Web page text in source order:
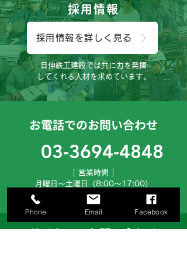
採用情報
採用情報を詳しく見る
日伸鉄工建設では共に力を発揮
してくれる人材を求めています。
お電話でのお問い合わせ
03-3694-4848
［ 営業時間 ］
月曜日～土曜日（8:00～17:00）
お気軽にご連絡下さいませ。
サイトでのお問い合わせ
Phone Email Facebook